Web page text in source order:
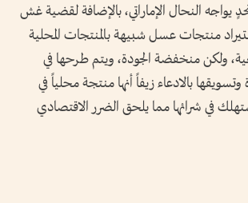
تحدٍ يواجه النحال الإماراتي، بالإضافة لقضية غش
منتجات عسل شبيهة بالمنتجات المحلية
ولكن منخفضة الجودة، ويتم طرحها في
بالادعاء زيفاً أنها منتجة محلياً في
في شرائها مما يلحق الضرر الاقتصادي